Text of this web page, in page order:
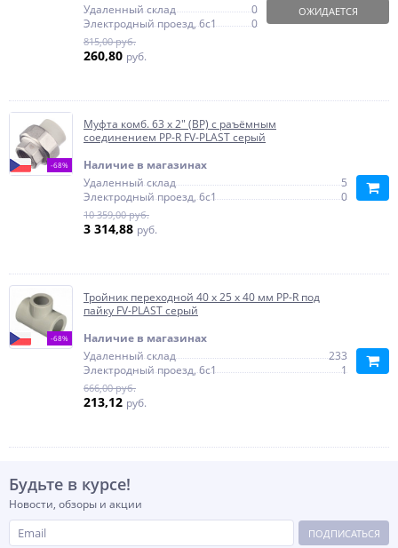
Удаленный склад
0
Электродный проезд, 6с1
0
815,00 руб.
260,80 руб.
ОЖИДАЕТСЯ
-68%
Муфта комб. 63 x 2" (ВР) с раъёмным
соединением PP-R FV-PLAST серый
Наличие в магазинах
Удаленный склад
5
Электродный проезд, 6с1
0
10 359,00 руб.
3 314,88 руб.
-68%
Тройник переходной 40 х 25 х 40 мм PP-R под
пайку FV-PLAST серый
Наличие в магазинах
Удаленный склад
233
Электродный проезд, 6с1
1
666,00 руб.
213,12 руб.
Будьте в курсе!
Новости, обзоры и акции
ПОДПИСАТЬСЯ